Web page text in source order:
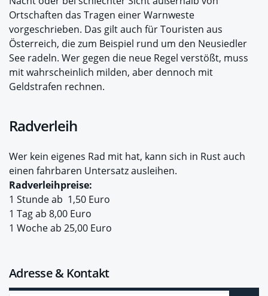
Ortschaften das Tragen einer Warnweste
vorgeschrieben. Das gilt auch für Touristen aus
Österreich, die zum Beispiel rund um den Neusiedler
See radeln. Wer gegen die neue Regel verstößt, muss
mit wahrscheinlich milden, aber dennoch mit
Geldstrafen rechnen.
Radverleih
Wer kein eigenes Rad mit hat, kann sich in Rust auch
einen fahrbaren Untersatz ausleihen.
Radverleihpreise:
1 Stunde ab 1,50 Euro
1 Tag ab 8,00 Euro
1 Woche ab 25,00 Euro
Adresse & Kontakt